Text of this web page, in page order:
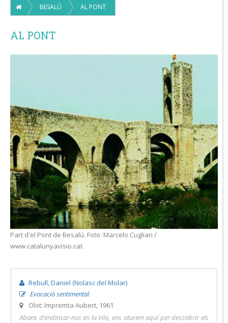
BESALÚ AL PONT
AL PONT
Part d'el Pont de Besalú. Foto: Marcelo Cugliari /
www.catalunyavisio.cat
Rebull, Daniel (Nolasc del Molar)
Evocació sentimental
Olot: Impremta Aubert, 1961
Abans d’endinsar-nos en la Vila, ens aturem aquí per descobrir els